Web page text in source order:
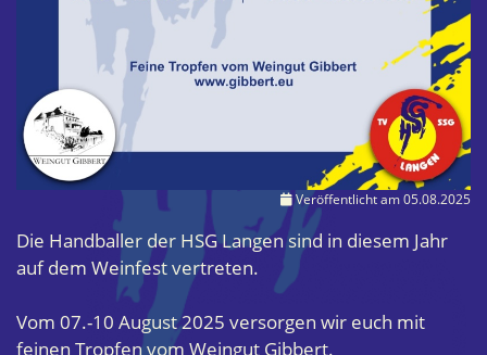
Veröffentlicht am 05.08.2025
Die Handballer der HSG Langen sind in diesem Jahr
auf dem Weinfest vertreten.
Vom 07.-10 August 2025 versorgen wir euch mit
feinen Tropfen vom Weingut Gibbert.